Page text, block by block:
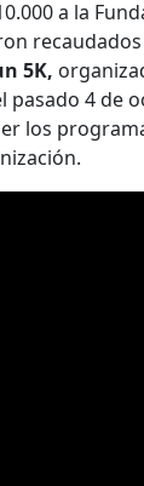
a la
5K,
pasado 4 de
los